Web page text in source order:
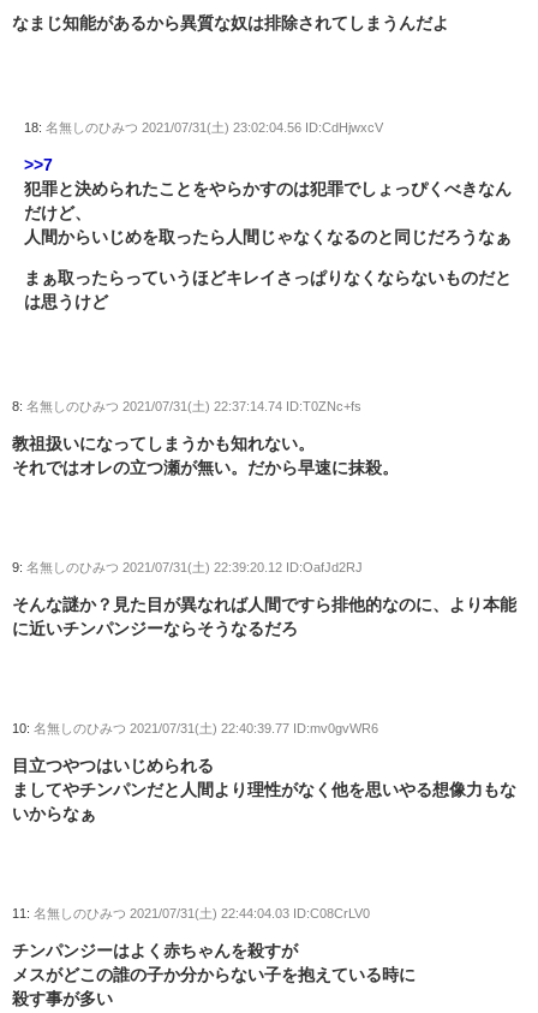
なまじ知能があるから異質な奴は排除されてしまうんだよ
18: 名無しのひみつ 2021/07/31(土) 23:02:04.56 ID:CdHjwxcV
>>7
犯罪と決められたことをやらかすのは犯罪でしょっぴくべきなん
だけど、
人間からいじめを取ったら人間じゃなくなるのと同じだろうなぁ
まぁ取ったらっていうほどキレイさっぱりなくならないものだと
は思うけど
8: 名無しのひみつ 2021/07/31(土) 22:37:14.74 ID:T0ZNc+fs
教祖扱いになってしまうかも知れない。
それではオレの立つ瀬が無い。だから早速に抹殺。
9: 名無しのひみつ 2021/07/31(土) 22:39:20.12 ID:OafJd2RJ
そんな謎か？見た目が異なれば人間ですら排他的なのに、より本能
に近いチンパンジーならそうなるだろ
10: 名無しのひみつ 2021/07/31(土) 22:40:39.77 ID:mv0gvWR6
目立つやつはいじめられる
ましてやチンパンだと人間より理性がなく他を思いやる想像力もな
いからなぁ
11: 名無しのひみつ 2021/07/31(土) 22:44:04.03 ID:C08CrLV0
チンパンジーはよく赤ちゃんを殺すが
メスがどこの誰の子か分からない子を抱えている時に
殺す事が多い